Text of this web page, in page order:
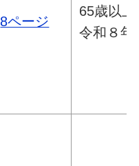
8ページ
65歳以
令和８年